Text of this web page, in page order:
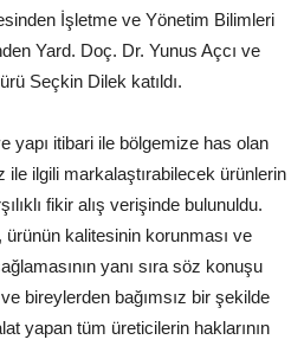
İşletme ve Yönetim Bilimleri
Yard. Doç. Dr. Yunus Açcı ve
Seçkin Dilek katıldı.
yapı itibari ile bölgemize has olan
ile ilgili markalaştırabilecek ürünlerin
fikir alış verişinde bulunuldu.
ürünün kalitesinin korunması ve
yanı sıra söz konuşu
bireylerden bağımsız bir şekilde
yapan tüm üreticilerin haklarının